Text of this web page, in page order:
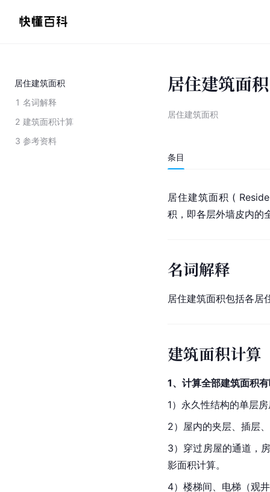
居住建筑面积
1 名词解释
2 建筑面积计算
3 参考资料
居住建筑面积
居住建筑面积
条目
居住建筑面积 (
积，即各层外墙皮内的
名词解释
居住建筑面积包括各居
建筑面积计算
1、计算全部建筑面积
1）永久性结构的单层
2）屋内的夹层、插层
3）穿过房屋的通道，
影面积计算。
4）楼梯间、电梯（观